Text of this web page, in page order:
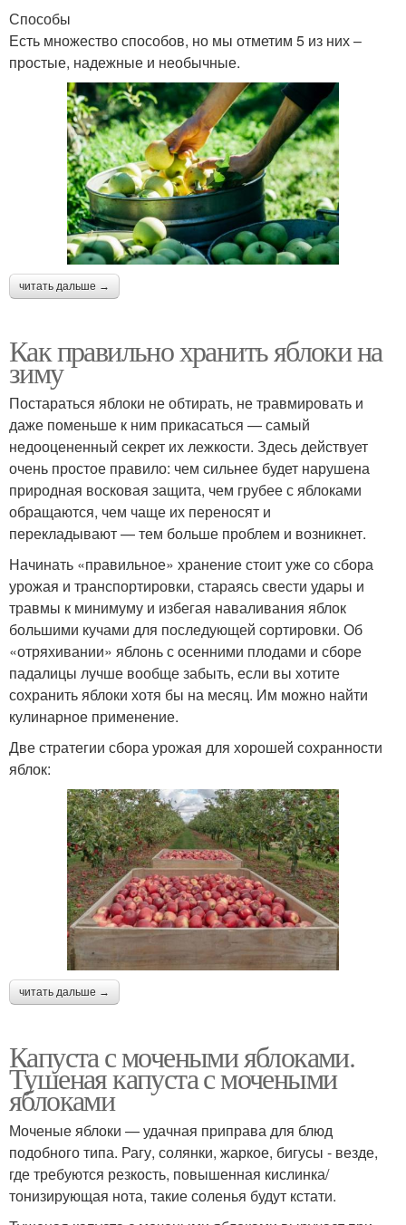
Способы
Есть множество способов, но мы отметим 5 из них –
простые, надежные и необычные.
читать дальше →
Как правильно хранить яблоки на
зиму
Постараться яблоки не обтирать, не травмировать и
даже поменьше к ним прикасаться — самый
недооцененный секрет их лежкости. Здесь действует
очень простое правило: чем сильнее будет нарушена
природная восковая защита, чем грубее с яблоками
обращаются, чем чаще их переносят и
перекладывают — тем больше проблем и возникнет.
Начинать «правильное» хранение стоит уже со сбора
урожая и транспортировки, стараясь свести удары и
травмы к минимуму и избегая наваливания яблок
большими кучами для последующей сортировки. Об
«отряхивании» яблонь с осенними плодами и сборе
падалицы лучше вообще забыть, если вы хотите
сохранить яблоки хотя бы на месяц. Им можно найти
кулинарное применение.
Две стратегии сбора урожая для хорошей сохранности
яблок:
читать дальше →
Капуста с мочеными яблоками.
Тушеная капуста с мочеными
яблоками
Моченые яблоки — удачная приправа для блюд
подобного типа. Рагу, солянки, жаркое, бигусы - везде,
где требуются резкость, повышенная кислинка/
тонизирующая нота, такие соленья будут кстати.